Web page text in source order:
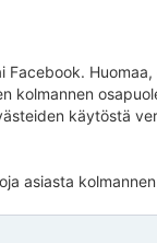
kolmannen
käytöstä
asiasta